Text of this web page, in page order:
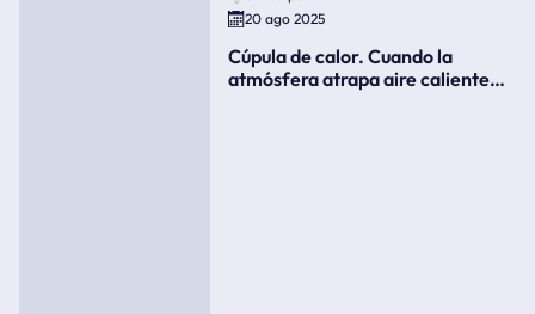
20 ago 2025
Cúpula de calor. Cuando la
atmósfera atrapa aire caliente